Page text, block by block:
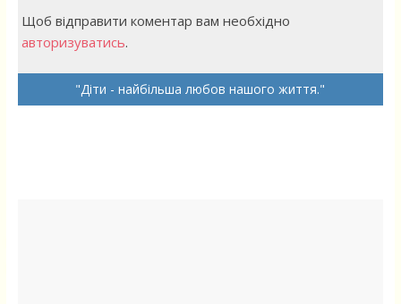
Щоб відправити коментар вам необхідно
авторизуватись.
Діти - найбільша любов нашого життя.